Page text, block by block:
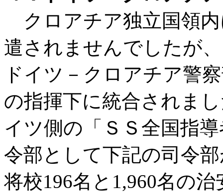
クロアチア独立国領
遣されませんでしたが
ドイツ－クロアチア警
の指揮下に統合されま
イツ側の「ＳＳ全国指
令部として下記の司令
将校196名と1,960名の